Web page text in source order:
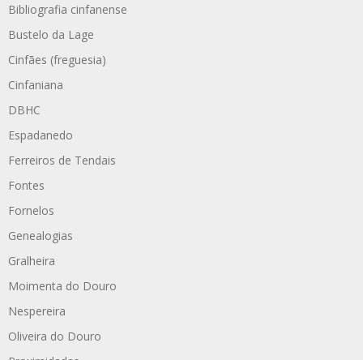
Bibliografia cinfanense
Bustelo da Lage
Cinfães (freguesia)
Cinfaniana
DBHC
Espadanedo
Ferreiros de Tendais
Fontes
Fornelos
Genealogias
Gralheira
Moimenta do Douro
Nespereira
Oliveira do Douro